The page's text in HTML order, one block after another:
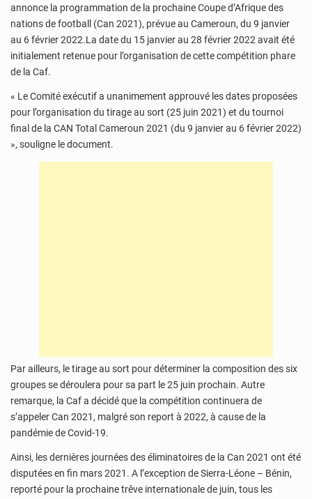
annonce la programmation de la prochaine Coupe d’Afrique des
nations de football (Can 2021), prévue au Cameroun, du 9 janvier
au 6 février 2022.La date du 15 janvier au 28 février 2022 avait été
initialement retenue pour l’organisation de cette compétition phare
de la Caf.
« Le Comité exécutif a unanimement approuvé les dates proposées
pour l’organisation du tirage au sort (25 juin 2021) et du tournoi
final de la CAN Total Cameroun 2021 (du 9 janvier au 6 février 2022)
», souligne le document.
Par ailleurs, le tirage au sort pour déterminer la composition des six
groupes se déroulera pour sa part le 25 juin prochain. Autre
remarque, la Caf a décidé que la compétition continuera de
s’appeler Can 2021, malgré son report à 2022, à cause de la
pandémie de Covid-19.
Ainsi, les dernières journées des éliminatoires de la Can 2021 ont été
disputées en fin mars 2021. A l’exception de Sierra-Léone – Bénin,
reporté pour la prochaine trêve internationale de juin, tous les